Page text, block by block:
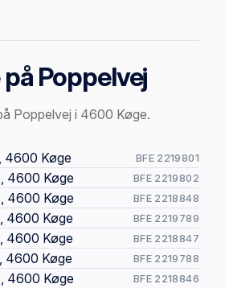
Poppelvej
Poppelvej i 4600 Køge.
4600 Køge BFE 2219801
4600 Køge BFE 2219802
4600 Køge BFE 2218848
4600 Køge BFE 2219789
4600 Køge BFE 2218847
4600 Køge BFE 2219788
4600 Køge BFE 2218846